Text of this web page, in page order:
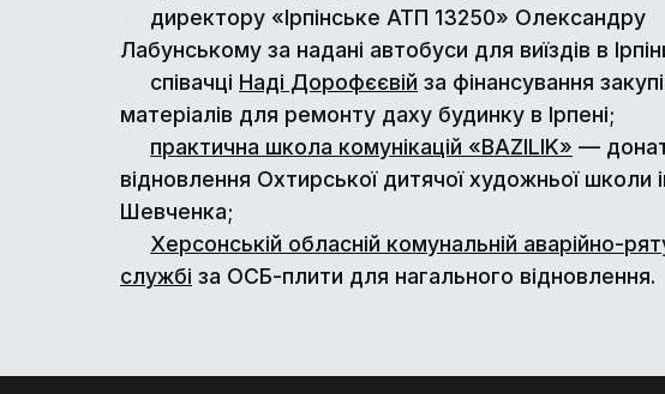
директору «Ірпінське АТП 13250» Олександру
Лабунському за надані автобуси для виїздів в
співачці Наді Дорофєєвій за фінансування
матеріалів для ремонту даху будинку в Ірпені;
практична школа комунікацій «BAZILIK» —
відновлення Охтирської дитячої художньої школи
Шевченка;
Херсонській обласній комунальній аварійно-
службі за ОСБ-плити для нагального відновлення.